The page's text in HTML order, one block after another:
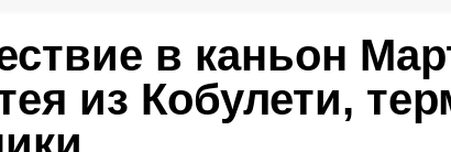
в каньон
из Кобулети,